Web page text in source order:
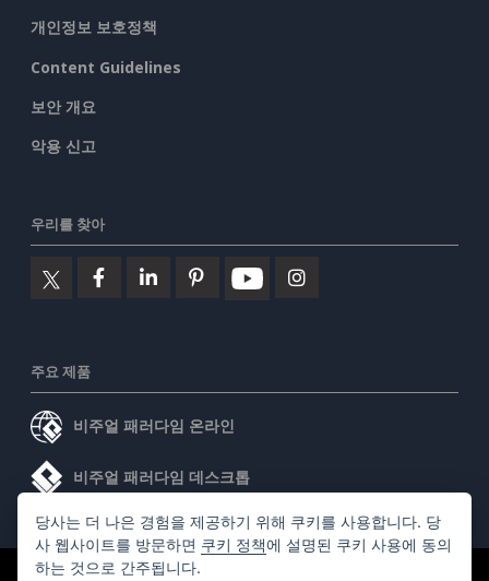
개인정보 보호정책
Content Guidelines
보안 개요
악용 신고
우리를 찾아
주요 제품
비주얼 패러다임 온라인
비주얼 패러다임 데스크톱
당사는 더 나은 경험을 제공하기 위해 쿠키를 사용합니다. 당
사 웹사이트를 방문하면 쿠키 정책에 설명된 쿠키 사용에 동의
하는 것으로 간주됩니다.